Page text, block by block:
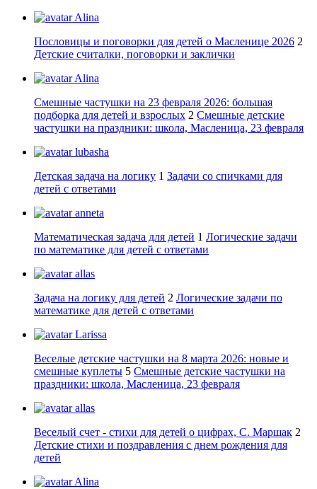
Alina
Пословицы и поговорки для детей о Масленице 2026 2
Детские считалки, поговорки и заклички
Alina
Смешные частушки на 23 февраля 2026: большая
подборка для детей и взрослых 2 Смешные детские
частушки на праздники: школа, Масленица, 23 февраля
lubasha
Детская задача на логику 1 Задачи со спичками для
детей с ответами
anneta
Математическая задача для детей 1 Логические задачи
по математике для детей с ответами
allas
Задача на логику для детей 2 Логические задачи по
математике для детей с ответами
Larissa
Веселые детские частушки на 8 марта 2026: новые и
смешные куплеты 5 Смешные детские частушки на
праздники: школа, Масленица, 23 февраля
allas
Веселый счет - стихи для детей о цифрах, С. Маршак 2
Детские стихи и поздравления с днем рождения для
детей
Alina